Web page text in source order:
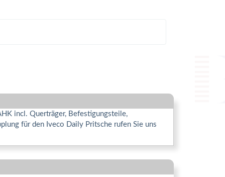
incl. Querträger, Befestigungsteile,
für den Iveco Daily Pritsche rufen Sie uns